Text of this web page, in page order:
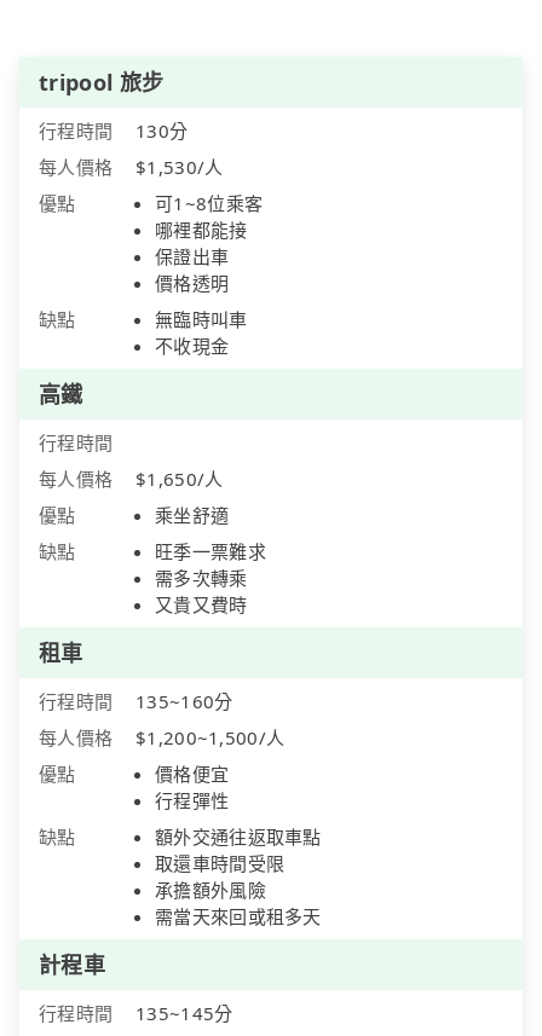
tripool 旅步
行程時間
130分
每人價格
$1,530/人
優點
可1~8位乘客
哪裡都能接
保證出車
價格透明
缺點
無臨時叫車
不收現金
高鐵
行程時間
每人價格
$1,650/人
優點
乘坐舒適
缺點
旺季一票難求
需多次轉乘
又貴又費時
租車
行程時間
135~160分
每人價格
$1,200~1,500/人
優點
價格便宜
行程彈性
缺點
額外交通往返取車點
取還車時間受限
承擔額外風險
需當天來回或租多天
計程車
行程時間
135~145分